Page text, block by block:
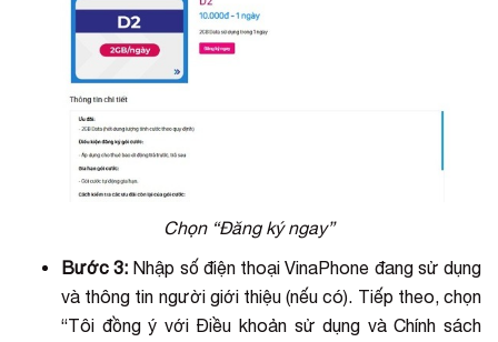
Chọn “Đăng ký ngay”
Bước 3: Nhập số điện thoại VinaPhone đang sử dụng
và thông tin người giới thiệu (nếu có). Tiếp theo, chọn
“Tôi đồng ý với Điều khoản sử dụng và Chính sách